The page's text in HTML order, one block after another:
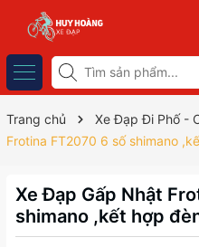
Trang chủ Xe Đạp Đi Phố -
Frotina FT2070 6 số shimano
Xe Đạp Gấp Nhật
shimano ,kết hợp